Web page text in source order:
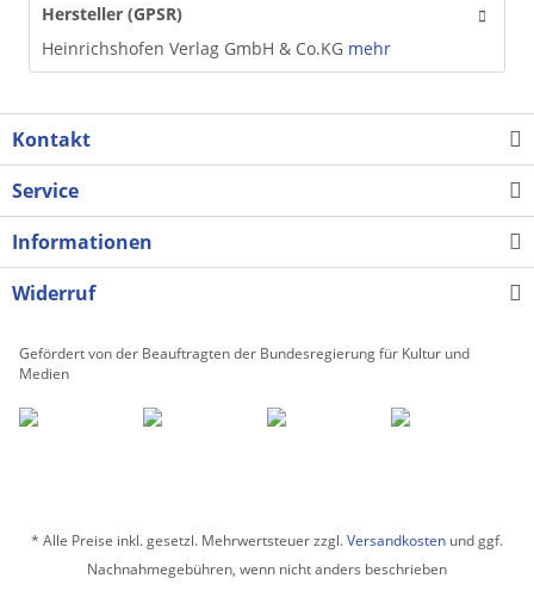
Hersteller (GPSR)
Heinrichshofen Verlag GmbH & Co.KG mehr
Kontakt
Service
Informationen
Widerruf
Gefördert von der Beauftragten der Bundesregierung für Kultur und
Medien
* Alle Preise inkl. gesetzl. Mehrwertsteuer zzgl.Versandkosten und ggf.
Nachnahmegebühren, wenn nicht anders beschrieben